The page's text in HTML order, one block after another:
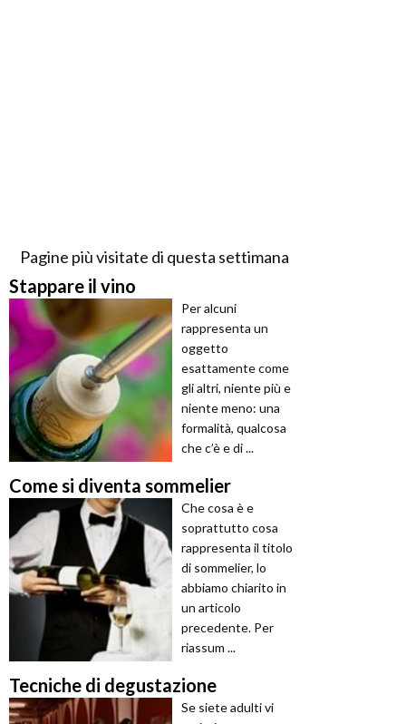
Pagine più visitate di questa settimana
Stappare il vino
Per alcuni
rappresenta un
oggetto
esattamente come
gli altri, niente più e
niente meno: una
formalità, qualcosa
che c’è e di ...
Come si diventa sommelier
Che cosa è e
soprattutto cosa
rappresenta il titolo
di sommelier, lo
abbiamo chiarito in
un articolo
precedente. Per
riassum ...
Tecniche di degustazione
Se siete adulti vi